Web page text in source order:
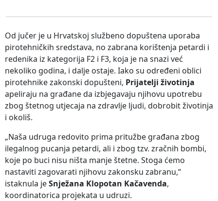
Od jučer je u Hrvatskoj službeno dopuštena uporaba
pirotehničkih sredstava, no zabrana korištenja petardi i
redenika iz kategorija F2 i F3, koja je na snazi već
nekoliko godina, i dalje ostaje. Iako su određeni oblici
pirotehnike zakonski dopušteni, Prijatelji životinja
apeliraju na građane da izbjegavaju njihovu upotrebu
zbog štetnog utjecaja na zdravlje ljudi, dobrobit životinja
i okoliš.
„Naša udruga redovito prima pritužbe građana zbog
ilegalnog pucanja petardi, ali i zbog tzv. zračnih bombi,
koje po buci nisu ništa manje štetne. Stoga ćemo
nastaviti zagovarati njihovu zakonsku zabranu,“
istaknula jeSnježana Klopotan Kačavenda,
koordinatorica projekata u udruzi.